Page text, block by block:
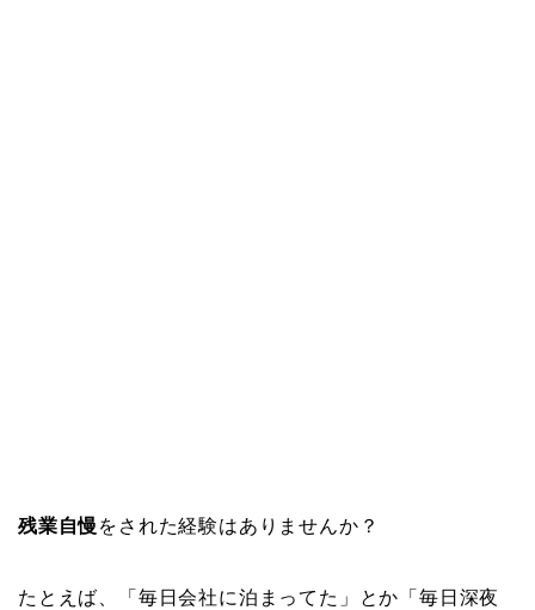
残業自慢 をされた経験はありませんか？
たとえば、「毎日会社に泊まってた」とか「毎日深夜